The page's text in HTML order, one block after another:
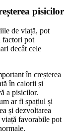
pisicilor
de viață, pot
factori pot
decât cele
în creșterea
în calorii și
a pisicilor.
ar fi spațiul și
și dezvoltarea
favorabile pot